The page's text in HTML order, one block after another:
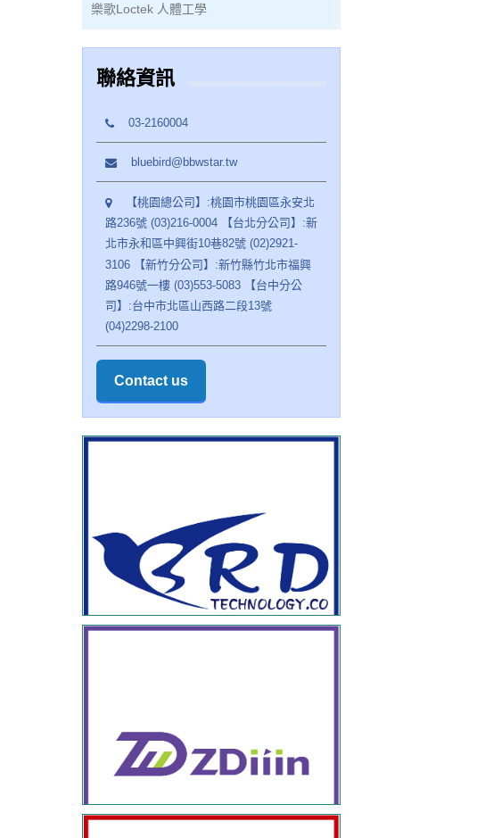
樂歌Loctek 人體工學
聯絡資訊
03-2160004
bluebird@bbwstar.tw
【桃園總公司】:桃園市桃園區永安北
路236號 (03)216-0004 【台北分公司】:新
北市永和區中興街10巷82號 (02)2921-
3106 【新竹分公司】:新竹縣竹北市福興
路946號一樓 (03)553-5083 【台中分公
司】:台中市北區山西路二段13號
(04)2298-2100
Contact us